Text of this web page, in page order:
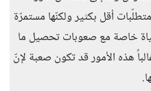
أقل بكثير ولكنّها مستمرّة
خاصة مع صعوبات تحصيل ما
هذه الأمور قد تكون صعبة لإنّ